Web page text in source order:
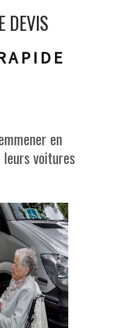
DEVIS
en
leurs voitures